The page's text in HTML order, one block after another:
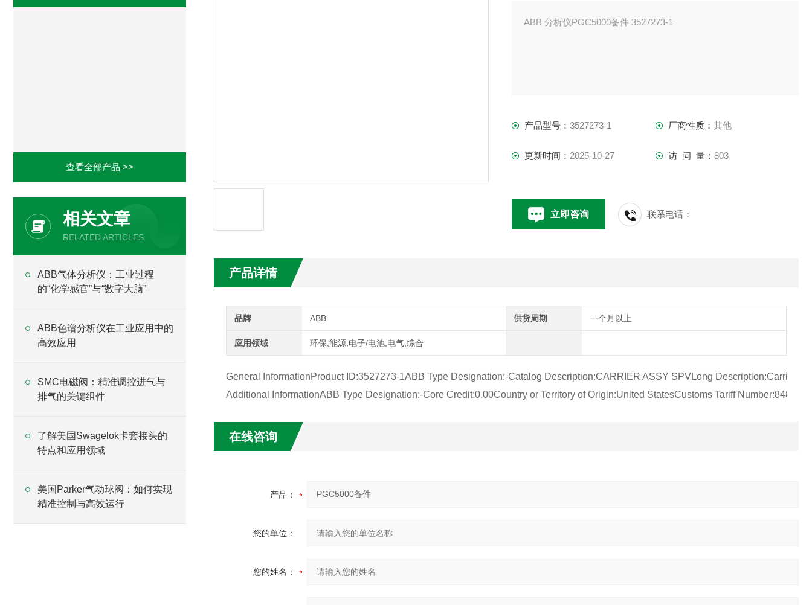
查看全部产品 >>
相关文章
RELATED ARTICLES
ABB气体分析仪：工业过程
的“化学感官”与“数字大脑”
ABB色谱分析仪在工业应用中的
高效应用
SMC电磁阀：精准调控进气与
排气的关键组件
了解美国Swagelok卡套接头的
特点和应用领域
美国Parker气动球阀：如何实现
精准控制与高效运行
ABB 分析仪PGC5000备件 3527273-1
产品型号：3527273-1 厂商性质： 其他
更新时间： 2025-10-27 访 问 量： 803
立即咨询 联系电话：
产品详情
品牌 ABB 供货周期 一个月以上
应用领域 环保,能源,电子/电池,电气,综合
General InformationProduct ID:3527273-1ABB Type Designation:-Catalog Description:CARRIER ASSY SPVLong Description:Carrier
Additional InformationABB Type Designation:-Core Credit:0.00Country or Territory of Origin:United StatesCustoms Tariff
在线咨询
产品：
您的单位：
您的姓名：